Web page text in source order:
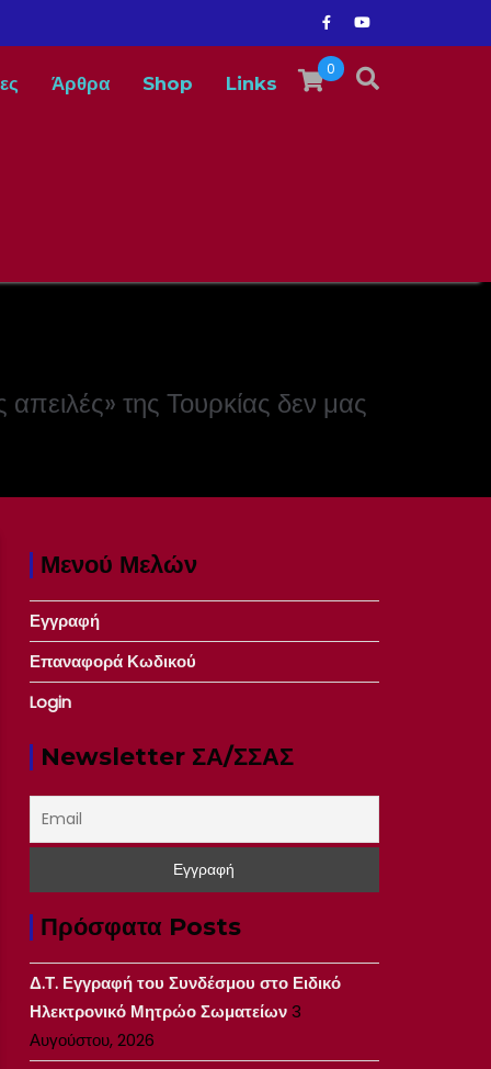
0
Άρθρα Shop Links
απειλές» της Τουρκίας δεν μας
Μενού Μελών
Εγγραφή
Επαναφορά Κωδικού
Login
Newsletter ΣΑ/ΣΣΑΣ
Πρόσφατα Posts
Δ.Τ. Εγγραφή του Συνδέσμου στο Ειδικό
Ηλεκτρονικό Μητρώο Σωματείων3
Αυγούστου, 2026